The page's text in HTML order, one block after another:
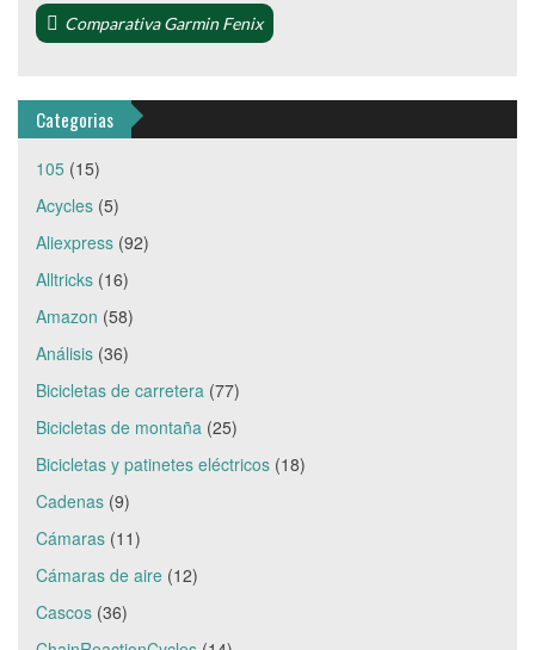
Comparativa Garmin Fenix
Categorias
105 (15)
Acycles (5)
Aliexpress (92)
Alltricks (16)
Amazon (58)
Análisis (36)
Bicicletas de carretera (77)
Bicicletas de montaña (25)
Bicicletas y patinetes eléctricos (18)
Cadenas (9)
Cámaras (11)
Cámaras de aire (12)
Cascos (36)